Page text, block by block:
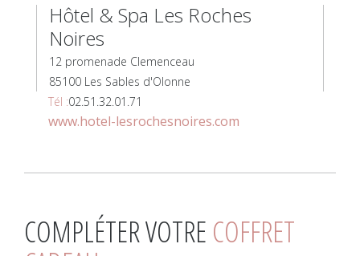
Hôtel & Spa Les Roches
Noires
12 promenade Clemenceau
85100 Les Sables d'Olonne
Tél :02.51.32.01.71
www.hotel-lesrochesnoires.com
COMPLÉTER VOTRE COFFRET